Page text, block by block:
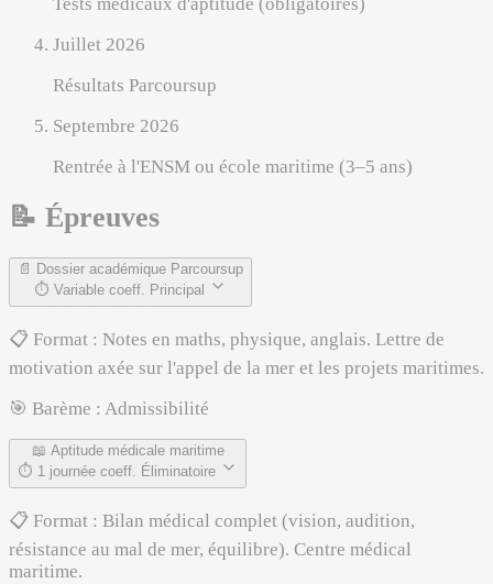
Juillet 2026
Résultats Parcoursup
Septembre 2026
Rentrée à l'ENSM ou école maritime (3–5 ans)
📝 Épreuves
📄
Dossier académique Parcoursup
⏱ Variable coeff. Principal
📋 Format : Notes en maths, physique, anglais. Lettre de
motivation axée sur l'appel de la mer et les projets maritimes.
🎯 Barème : Admissibilité
📖 Aptitude médicale maritime
⏱ 1 journée coeff. Éliminatoire
📋 Format : Bilan médical complet (vision, audition,
résistance au mal de mer, équilibre). Centre médical
maritime.